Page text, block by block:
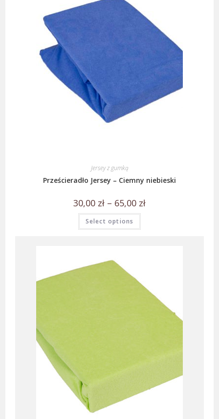
Jersey z gumką
Prześcieradło Jersey – Ciemny niebieski
30,00 zł – 65,00 zł
Select options